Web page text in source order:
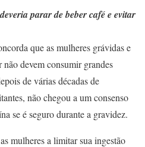
parar de beber café e evitar
que as mulheres grávidas e
devem consumir grandes
de várias décadas de
não chegou a um consenso
se é seguro durante a gravidez.
mulheres a limitar sua ingestão